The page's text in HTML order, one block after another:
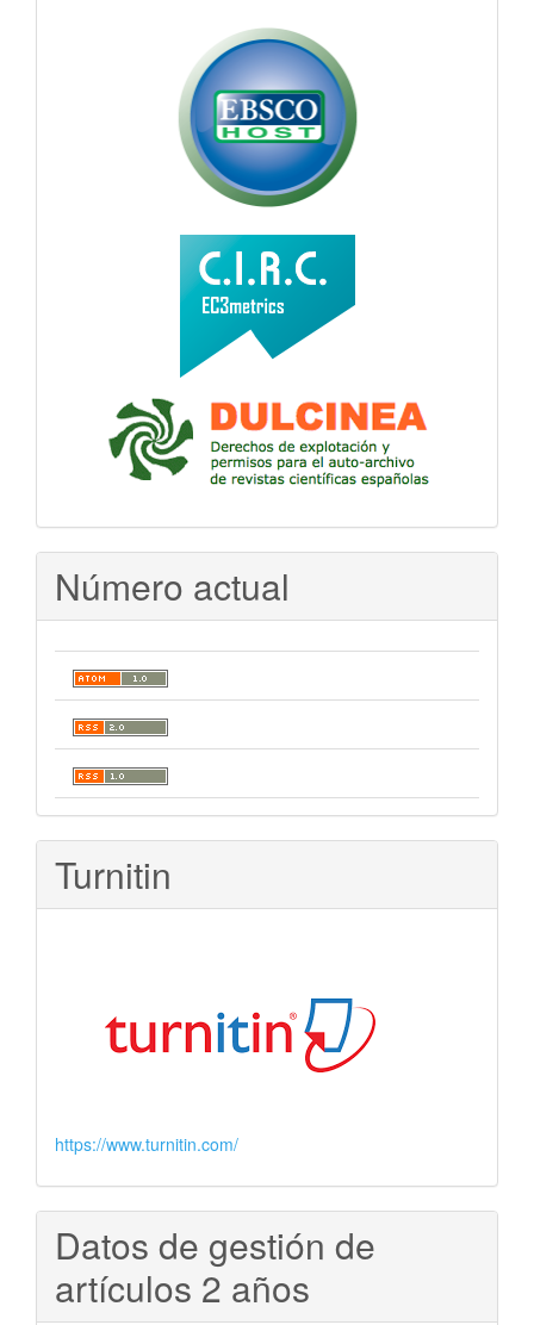
Número actual
Turnitin
https://www.turnitin.com/
Datos de gestión de
artículos 2 años